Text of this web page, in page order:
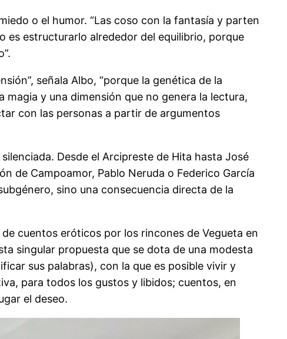
o el humor. “Las coso con la fantasía y parten
es estructurarlo alrededor del equilibrio, porque
señala Albo, “porque la genética de la
y una dimensión que no genera la lectura,
con las personas a partir de argumentos
Desde el Arcipreste de Hita hasta José
de Campoamor, Pablo Neruda o Federico García
sino una consecuencia directa de la
cuentos eróticos por los rincones de Vegueta en
singular propuesta que se dota de una modesta
sus palabras), con la que es posible vivir y
para todos los gustos y libidos; cuentos, en
el deseo.